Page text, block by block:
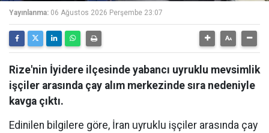
Yayınlanma: 06 Ağustos 2026 Perşembe 23:07
Rize'nin İyidere ilçesinde yabancı uyruklu mevsimlik
işçiler arasında çay alım merkezinde sıra nedeniyle
kavga çıktı.
Edinilen bilgilere göre, İran uyruklu işçiler arasında çay